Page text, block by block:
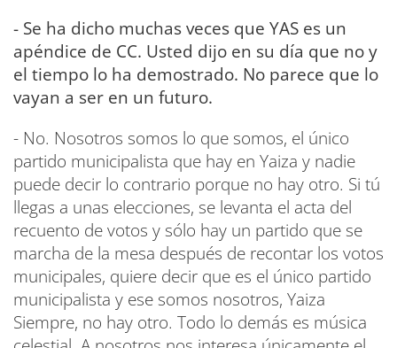
- Se ha dicho muchas veces que YAS es un
apéndice de CC. Usted dijo en su día que no y
el tiempo lo ha demostrado. No parece que lo
vayan a ser en un futuro.
- No. Nosotros somos lo que somos, el único
partido municipalista que hay en Yaiza y nadie
puede decir lo contrario porque no hay otro. Si tú
llegas a unas elecciones, se levanta el acta del
recuento de votos y sólo hay un partido que se
marcha de la mesa después de recontar los votos
municipales, quiere decir que es el único partido
municipalista y ese somos nosotros, Yaiza
Siempre, no hay otro. Todo lo demás es música